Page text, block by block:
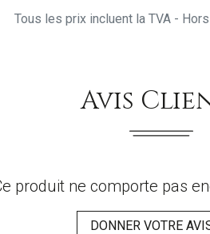
Tous les prix incluent la TVA -
Avis
produit ne comporte pas
DONNER VOTRE